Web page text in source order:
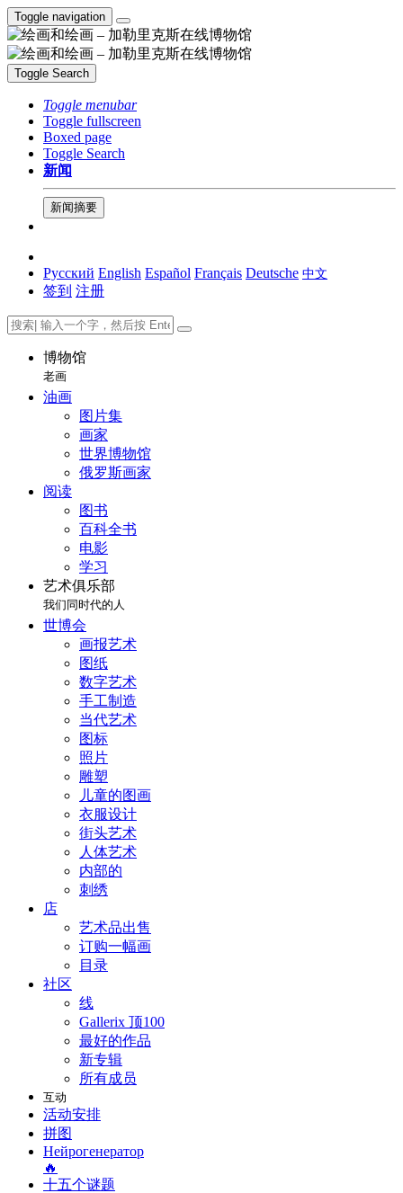
Toggle navigation
Toggle Search
Toggle menubar
Toggle fullscreen
Boxed page
Toggle Search
新闻
新闻摘要
Русский English Español Français Deutsche 中文
签到 注册
博物馆
老画
油画
图片集
画家
世界博物馆
俄罗斯画家
阅读
图书
百科全书
电影
学习
艺术俱乐部
我们同时代的人
世博会
画报艺术
图纸
数字艺术
手工制造
当代艺术
图标
照片
雕塑
儿童的图画
衣服设计
街头艺术
人体艺术
内部的
刺绣
店
艺术品出售
订购一幅画
目录
社区
线
Gallerix 顶100
最好的作品
新专辑
所有成员
互动
活动安排
拼图
Нейрогенератор
🔥
十五个谜题